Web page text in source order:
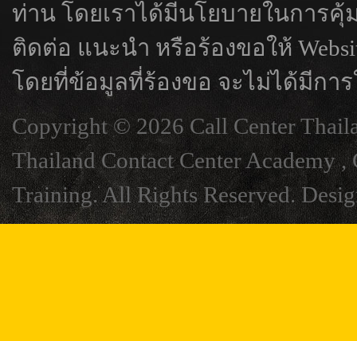
ท่าน โดยเราได้มีนโยบายในการ
ติดต่อ แนะนำ หรือร้องขอให้
โดยที่ข้อมูลที่ร้องขอ จะไม่ได้มีกา
Copyright © 2026 Call Center
Thailand Contact Center Academy
Training. All Rights Reserved.